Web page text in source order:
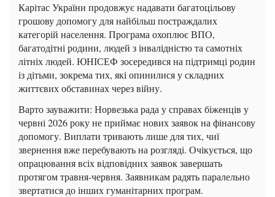
Карітас України продовжує надавати багатоцільову
грошову допомогу для найбільш постраждалих
категорій населення. Програма охоплює ВПО,
багатодітні родини, людей з інвалідністю та самотніх
літніх людей. ЮНІСЕФ зосередився на підтримці родин
із дітьми, зокрема тих, які опинилися у складних
життєвих обставинах через війну.
Варто зауважити: Норвезька рада у справах біженців у
червні 2026 року не приймає нових заявок на фінансову
допомогу. Виплати тривають лише для тих, чиї
звернення вже перебувають на розгляді. Очікується, що
опрацювання всіх відповідних заявок завершать
протягом травня-червня. Заявникам радять паралельно
звертатися до інших гуманітарних програм.